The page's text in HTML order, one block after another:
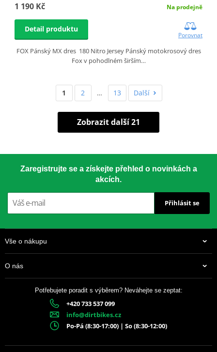
1 190 Kč Na prodejně
Detail produktu
Porovnat
FOX Pánský MX dres 180 Nitro Jersey Pánský motokrosový dres
Fox v pohodlném širším…
1 2 … 13 Další
Zobrazit další 21
Zaregistrujte se a získejte přehled o novinkách a
akcích.
Přihlásit se
Vše o nákupu
O nás
Potřebujete poradit s výběrem? Neváhejte se zeptat:
+420 733 537 099
info@dirtbikes.cz
Po-Pá (8:30-17:00) | So (8:30-12:00)